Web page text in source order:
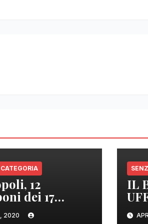
12
dei 17
sono
2020
IL